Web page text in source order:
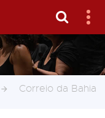
Correio da Bahia